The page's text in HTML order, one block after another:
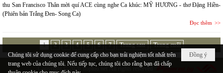
thu San Francisco Thân mời quí ACE cùng nghe Ca khúc: MỸ HƯƠNG - thơ Đặng Hiền-
(Phiên bản Trắng Đen- Song Ca)
Đọc thêm
1 2 3 4 5 6 7 Trang sau Trang cuối
Copyright © 2026 hopluu.net All rights reserved
Đồng ý
Chúng tôi sử dụng cookie để cung cấp cho bạn trải nghiệm tốt nhất trên
trang web của chúng tôi. Nếu tiếp tục, chúng tôi cho rằng bạn đã chấp